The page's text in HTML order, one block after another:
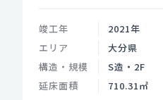
竣工年
2021年
エリア
大分県
構造・規模
S造・2F
延床面積
710.31㎡